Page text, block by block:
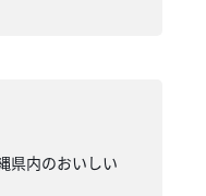
県内のおいしい